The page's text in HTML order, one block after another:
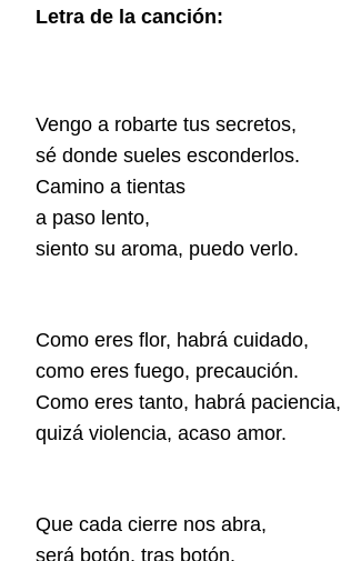
Letra de la canción:
Vengo a robarte tus secretos,
sé donde sueles esconderlos.
Camino a tientas
a paso lento,
siento su aroma, puedo verlo.
Como eres flor, habrá cuidado,
como eres fuego, precaución.
Como eres tanto, habrá paciencia,
quizá violencia, acaso amor.
Que cada cierre nos abra,
será botón, tras botón.